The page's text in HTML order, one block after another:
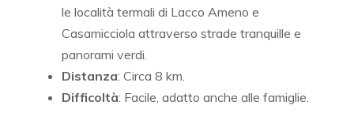
le località termali di Lacco Ameno e
Casamicciola attraverso strade tranquille e
panorami verdi.
Distanza: Circa 8 km.
Difficoltà: Facile, adatto anche alle famiglie.